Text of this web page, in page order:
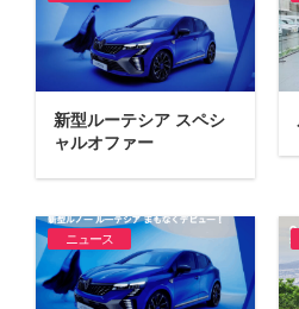
新型ルーテシア スペシ
ャルオファー
ニュース